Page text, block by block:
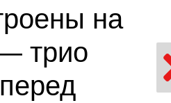
на
трио